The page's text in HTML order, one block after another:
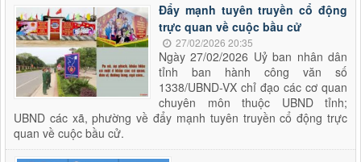
Đẩy mạnh tuyên truyền cổ động
trực quan về cuộc bầu cử
27/02/2026 20:35
Ngày 27/02/2026 Uỷ ban nhân dân
tỉnh ban hành công văn số
1338/UBND-VX chỉ đạo các cơ quan
chuyên môn thuộc UBND tỉnh;
UBND các xã, phường về đẩy mạnh tuyên truyền cổ động trực
quan về cuộc bầu cử.